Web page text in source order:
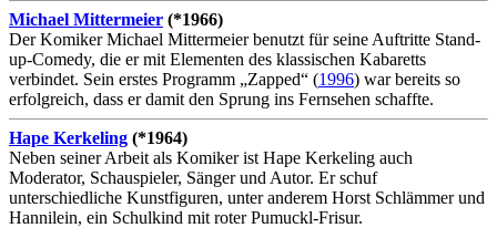
Michael Mittermeier (*1966)
Der Komiker Michael Mittermeier benutzt für seine Auftritte Stand-
up-Comedy, die er mit Elementen des klassischen Kabaretts
verbindet. Sein erstes Programm „Zapped“ (1996) war bereits so
erfolgreich, dass er damit den Sprung ins Fernsehen schaffte.
Hape Kerkeling (*1964)
Neben seiner Arbeit als Komiker ist Hape Kerkeling auch
Moderator, Schauspieler, Sänger und Autor. Er schuf
unterschiedliche Kunstfiguren, unter anderem Horst Schlämmer und
Hannilein, ein Schulkind mit roter Pumuckl-Frisur.